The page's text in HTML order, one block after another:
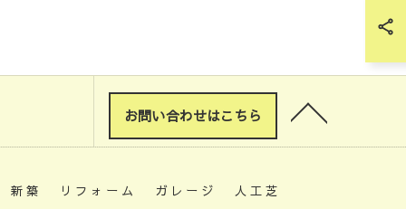
お問い合わせはこちら
新築 リフォーム ガレージ
人工芝